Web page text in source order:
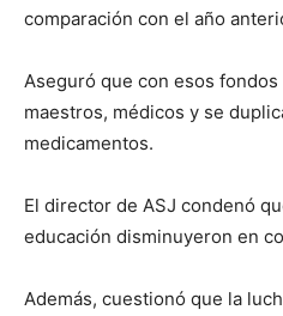
comparación con el año
Aseguró que con esos
maestros, médicos y se
medicamentos.
El director de ASJ condenó
educación disminuyeron en
Además, cuestionó que la